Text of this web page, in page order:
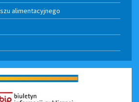
alimentacyjnego